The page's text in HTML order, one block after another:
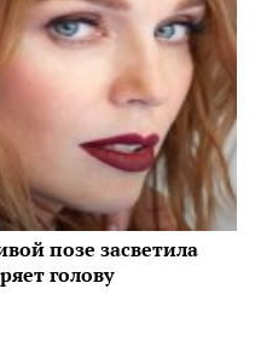
позе засветила
голову